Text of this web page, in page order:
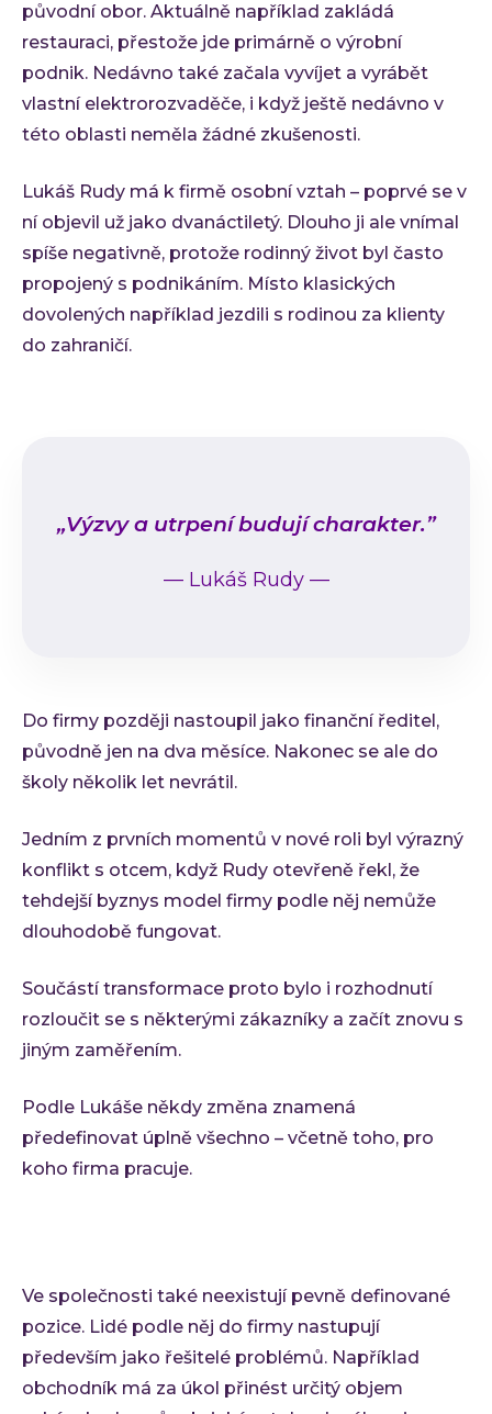
původní obor. Aktuálně například zakládá
restauraci, přestože jde primárně o výrobní
podnik. Nedávno také začala vyvíjet a vyrábět
vlastní elektrorozvaděče, i když ještě nedávno v
této oblasti neměla žádné zkušenosti.
Lukáš Rudy má k firmě osobní vztah – poprvé se v
ní objevil už jako dvanáctiletý. Dlouho ji ale vnímal
spíše negativně, protože rodinný život byl často
propojený s podnikáním. Místo klasických
dovolených například jezdili s rodinou za klienty
do zahraničí.
Do firmy později nastoupil jako finanční ředitel,
původně jen na dva měsíce. Nakonec se ale do
školy několik let nevrátil.
Jedním z prvních momentů v nové roli byl výrazný
konflikt s otcem, když Rudy otevřeně řekl, že
tehdejší byznys model firmy podle něj nemůže
dlouhodobě fungovat.
Součástí transformace proto bylo i rozhodnutí
rozloučit se s některými zákazníky a začít znovu s
jiným zaměřením.
Podle Lukáše někdy změna znamená
předefinovat úplně všechno – včetně toho, pro
koho firma pracuje.
„Výzvy a utrpení budují charakter.”
—Lukáš Rudy —
Ve společnosti také neexistují pevně definované
pozice. Lidé podle něj do firmy nastupují
především jako řešitelé problémů. Například
obchodník má za úkol přinést určitý objem